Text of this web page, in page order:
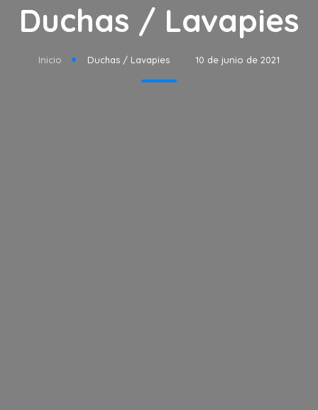
Duchas / Lavapies
Inicio Duchas / Lavapies 10 de junio de 2021